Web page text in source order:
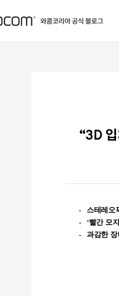
“3D
- 스테레오
-
‘빨간 모
-
과감한